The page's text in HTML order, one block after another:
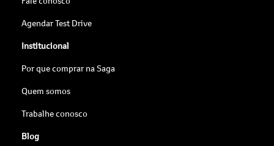
Agendar Test Drive
Institucional
Por que comprar na Saga
Quem somos
Trabalhe conosco
Blog